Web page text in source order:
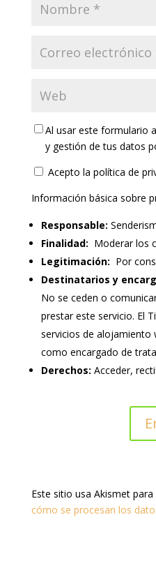
Al usar este formulario
y gestión de tus datos
Acepto la política de
Información básica sobre
Responsable:
Finalidad: Moderar los
Legitimación: Por
Destinatarios y
No se ceden o
prestar este servicio. El
servicios de alojamiento
como encargado de
Derechos: Acceder,
Este sitio usa Akismet
cómo se procesan los